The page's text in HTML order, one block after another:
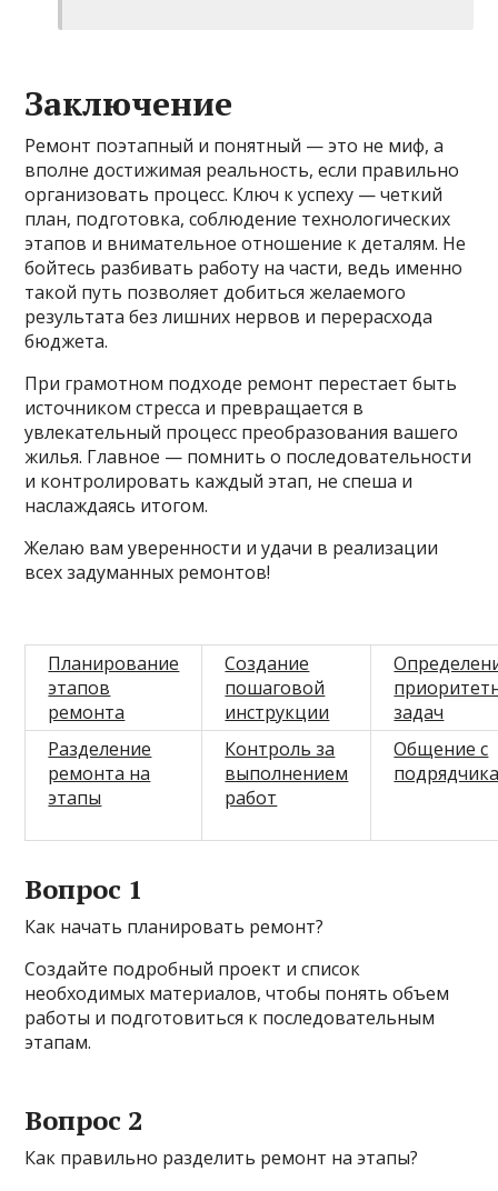
Заключение
Ремонт поэтапный и понятный — это не миф, а
вполне достижимая реальность, если правильно
организовать процесс. Ключ к успеху — четкий
план, подготовка, соблюдение технологических
этапов и внимательное отношение к деталям. Не
бойтесь разбивать работу на части, ведь именно
такой путь позволяет добиться желаемого
результата без лишних нервов и перерасхода
бюджета.
При грамотном подходе ремонт перестает быть
источником стресса и превращается в
увлекательный процесс преобразования вашего
жилья. Главное — помнить о последовательности
и контролировать каждый этап, не спеша и
наслаждаясь итогом.
Желаю вам уверенности и удачи в реализации
всех задуманных ремонтов!
Планирование
этапов
ремонта
Создание
пошаговой
инструкции
задач
Разделение
ремонта на
этапы
Контроль за
выполнением
работ
Общение с
Вопрос 1
Как начать планировать ремонт?
Создайте подробный проект и список
необходимых материалов, чтобы понять объем
работы и подготовиться к последовательным
этапам.
Вопрос 2
Как правильно разделить ремонт на этапы?